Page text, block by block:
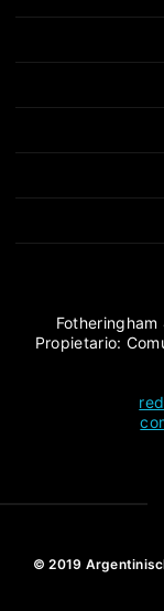
Propietario:
© 2019